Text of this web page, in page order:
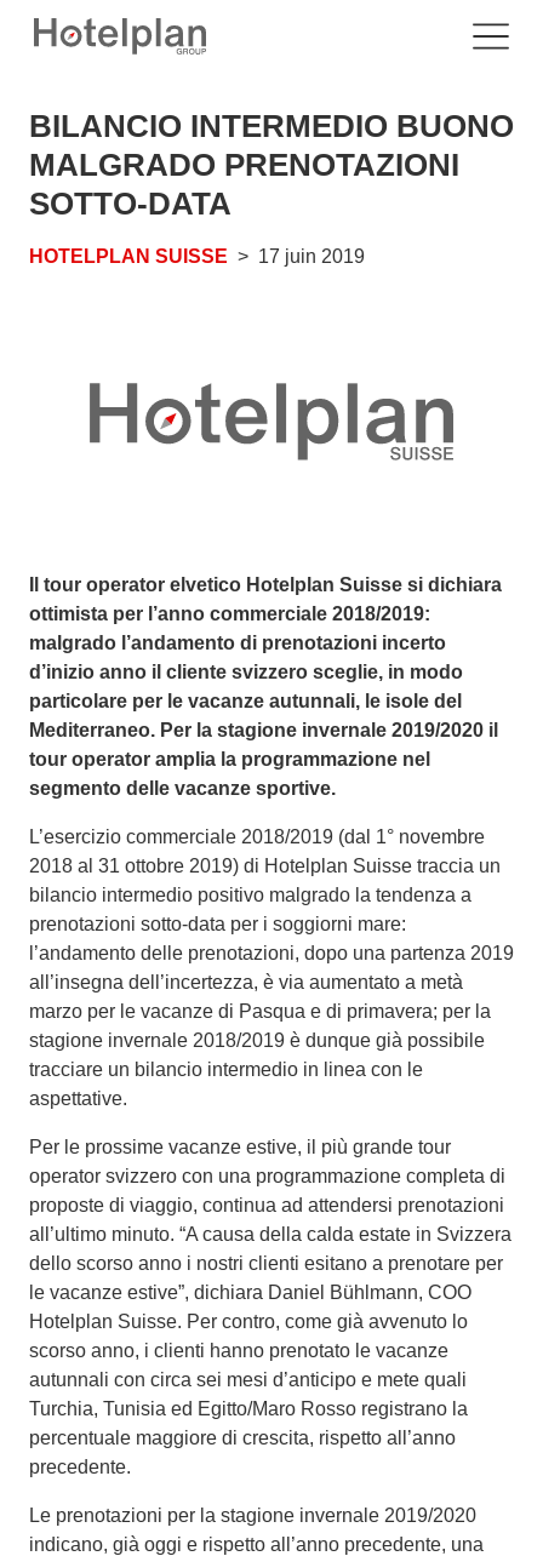
BILANCIO INTERMEDIO BUONO
MALGRADO PRENOTAZIONI
SOTTO-DATA
HOTELPLAN SUISSE 17 juin 2019
Il tour operator elvetico Hotelplan Suisse si dichiara
ottimista per l’anno commerciale 2018/2019:
malgrado l’andamento di prenotazioni incerto
d’inizio anno il cliente svizzero sceglie, in modo
particolare per le vacanze autunnali, le isole del
Mediterraneo. Per la stagione invernale 2019/2020 il
tour operator amplia la programmazione nel
segmento delle vacanze sportive.
L’esercizio commerciale 2018/2019 (dal 1° novembre
2018 al 31 ottobre 2019) di Hotelplan Suisse traccia un
bilancio intermedio positivo malgrado la tendenza a
prenotazioni sotto-data per i soggiorni mare:
l’andamento delle prenotazioni, dopo una partenza 2019
all’insegna dell’incertezza, è via aumentato a metà
marzo per le vacanze di Pasqua e di primavera; per la
stagione invernale 2018/2019 è dunque già possibile
tracciare un bilancio intermedio in linea con le
aspettative.
Per le prossime vacanze estive, il più grande tour
operator svizzero con una programmazione completa di
proposte di viaggio, continua ad attendersi prenotazioni
all’ultimo minuto. “A causa della calda estate in Svizzera
dello scorso anno i nostri clienti esitano a prenotare per
le vacanze estive”, dichiara Daniel Bühlmann, COO
Hotelplan Suisse. Per contro, come già avvenuto lo
scorso anno, i clienti hanno prenotato le vacanze
autunnali con circa sei mesi d’anticipo e mete quali
Turchia, Tunisia ed Egitto/Maro Rosso registrano la
percentuale maggiore di crescita, rispetto all’anno
precedente.
Le prenotazioni per la stagione invernale 2019/2020
indicano, già oggi e rispetto all’anno precedente, una